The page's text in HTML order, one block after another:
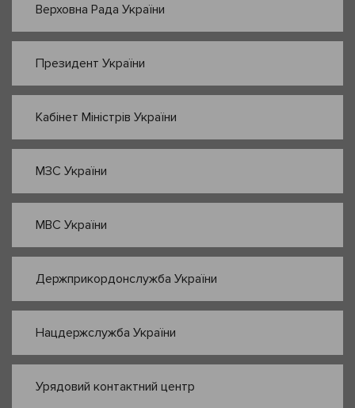
Верховна Рада України
Президент України
Кабінет Міністрів України
МЗС України
МВС України
Держприкордонслужба України
Нацдержслужба України
Урядовий контактний центр